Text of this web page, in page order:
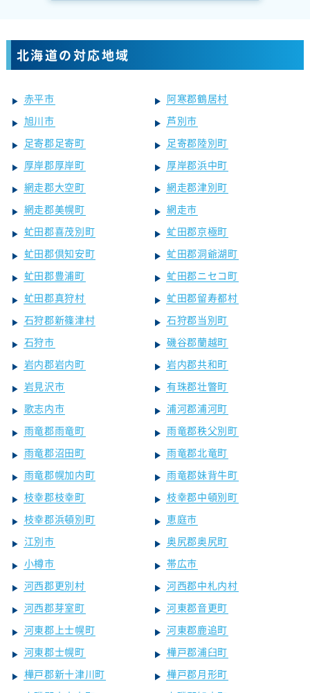
北海道の対応地域
赤平市
阿寒郡鶴居村
旭川市
芦別市
足寄郡足寄町
足寄郡陸別町
厚岸郡厚岸町
厚岸郡浜中町
網走郡大空町
網走郡津別町
網走郡美幌町
網走市
虻田郡喜茂別町
虻田郡京極町
虻田郡倶知安町
虻田郡洞爺湖町
虻田郡豊浦町
虻田郡ニセコ町
虻田郡真狩村
虻田郡留寿都村
石狩郡新篠津村
石狩郡当別町
石狩市
磯谷郡蘭越町
岩内郡岩内町
岩内郡共和町
岩見沢市
有珠郡壮瞥町
歌志内市
浦河郡浦河町
雨竜郡雨竜町
雨竜郡秩父別町
雨竜郡沼田町
雨竜郡北竜町
雨竜郡幌加内町
雨竜郡妹背牛町
枝幸郡枝幸町
枝幸郡中頓別町
枝幸郡浜頓別町
恵庭市
江別市
奥尻郡奥尻町
小樽市
帯広市
河西郡更別村
河西郡中札内村
河西郡芽室町
河東郡音更町
河東郡上士幌町
河東郡鹿追町
河東郡士幌町
樺戸郡浦臼町
樺戸郡新十津川町
樺戸郡月形町